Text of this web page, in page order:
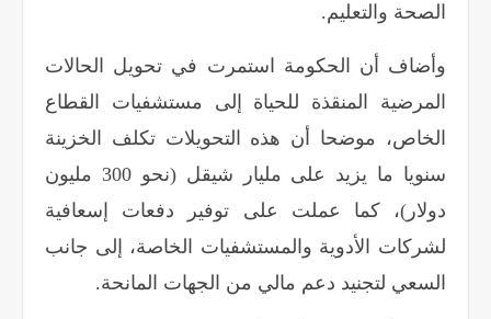
الصحة والتعليم.
وأضاف أن الحكومة استمرت في تحويل الحالات
المرضية المنقذة للحياة إلى مستشفيات القطاع
الخاص، موضحا أن هذه التحويلات تكلف الخزينة
سنويا ما يزيد على مليار شيقل (نحو 300 مليون
دولار)، كما عملت على توفير دفعات إسعافية
لشركات الأدوية والمستشفيات الخاصة، إلى جانب
السعي لتجنيد دعم مالي من الجهات المانحة.